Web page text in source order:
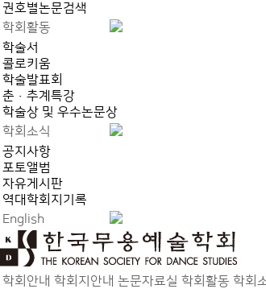
권호별논문검색
학회활동
학술서
콜로키움
학술발표회
춘·추계특강
학술상 및 우수논문상
학회소식
공지사항
포토앨범
자유게시판
역대학회지기록
English
학회안내 학회지안내 논문자료실 학회활동 학회